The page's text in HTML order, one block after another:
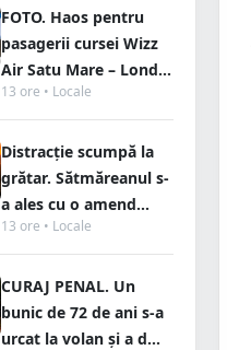
FOTO. Haos pentru
pasagerii cursei Wizz
Air Satu Mare – Lond...
13 ore • Locale
Distracție scumpă la
grătar. Sătmăreanul s-
a ales cu o amend...
13 ore • Locale
CURAJ PENAL. Un
bunic de 72 de ani s-a
urcat la volan și a d...